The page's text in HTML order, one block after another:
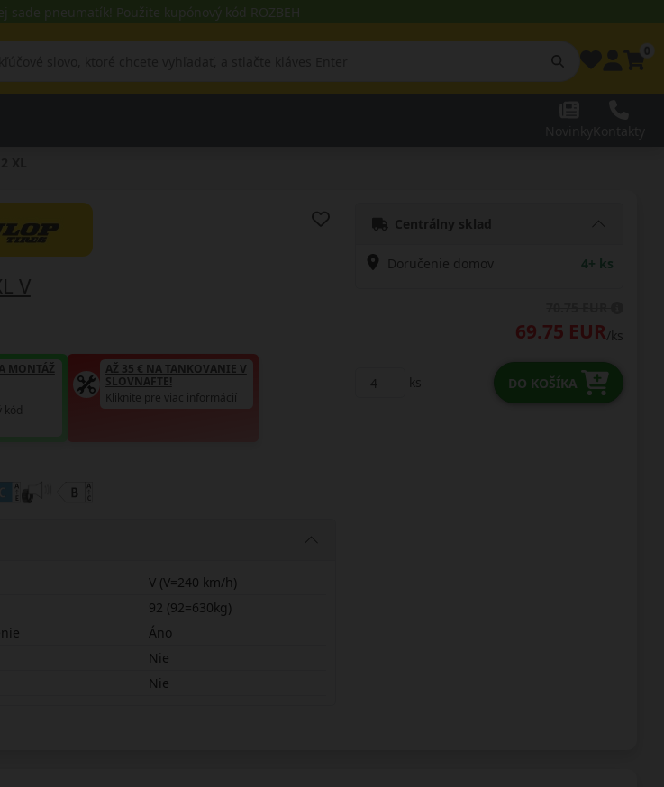
sade pneumatík! Použite kupónový kód ROZBEH
V
MONTÁŽ
kód
AŽ 35 € NA TANKOVANIE V
SLOVNAFTE!
Kliknite pre viac informácií
V (V=240 km/h)
92 (92=630kg)
Áno
Nie
Nie
Centrálny sklad
Doručenie domov 4+ ks
69.75 EUR/ks
ks DO KOŠÍKA